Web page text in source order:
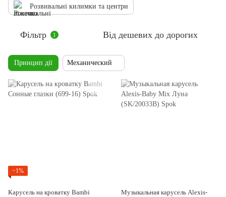
Розвивальні килимки та центри
Фільтр 1 Від дешевих до дорогих
Принцип дії Механический
−1%
Карусель на кроватку Bambi
Музыкальная карусель Alexis-